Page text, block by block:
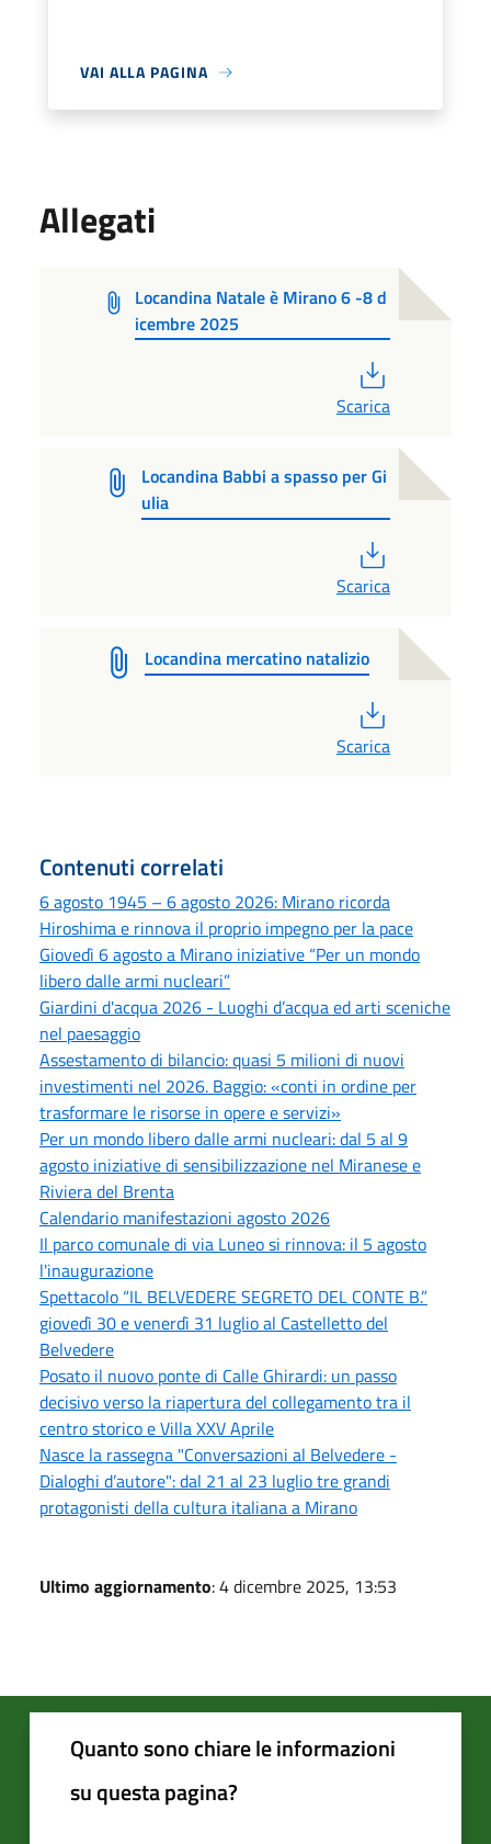
VAI ALLA PAGINA
Allegati
Locandina Natale è Mirano 6 -8 d
icembre 2025
Scarica
Locandina Babbi a spasso per Gi
ulia
Scarica
Locandina mercatino natalizio
Scarica
Contenuti correlati
6 agosto 1945 – 6 agosto 2026: Mirano ricorda
Hiroshima e rinnova il proprio impegno per la pace
Giovedì 6 agosto a Mirano iniziative “Per un mondo
libero dalle armi nucleari”
Giardini d'acqua 2026 - Luoghi d’acqua ed arti sceniche
nel paesaggio
Assestamento di bilancio: quasi 5 milioni di nuovi
investimenti nel 2026. Baggio: «conti in ordine per
trasformare le risorse in opere e servizi»
Per un mondo libero dalle armi nucleari: dal 5 al 9
agosto iniziative di sensibilizzazione nel Miranese e
Riviera del Brenta
Calendario manifestazioni agosto 2026
Il parco comunale di via Luneo si rinnova: il 5 agosto
l'inaugurazione
Spettacolo “IL BELVEDERE SEGRETO DEL CONTE B.”
giovedì 30 e venerdì 31 luglio al Castelletto del
Belvedere
Posato il nuovo ponte di Calle Ghirardi: un passo
decisivo verso la riapertura del collegamento tra il
centro storico e Villa XXV Aprile
Nasce la rassegna "Conversazioni al Belvedere -
Dialoghi d’autore": dal 21 al 23 luglio tre grandi
protagonisti della cultura italiana a Mirano
Ultimo aggiornamento: 4 dicembre 2025, 13:53
Quanto sono chiare le informazioni
su questa pagina?